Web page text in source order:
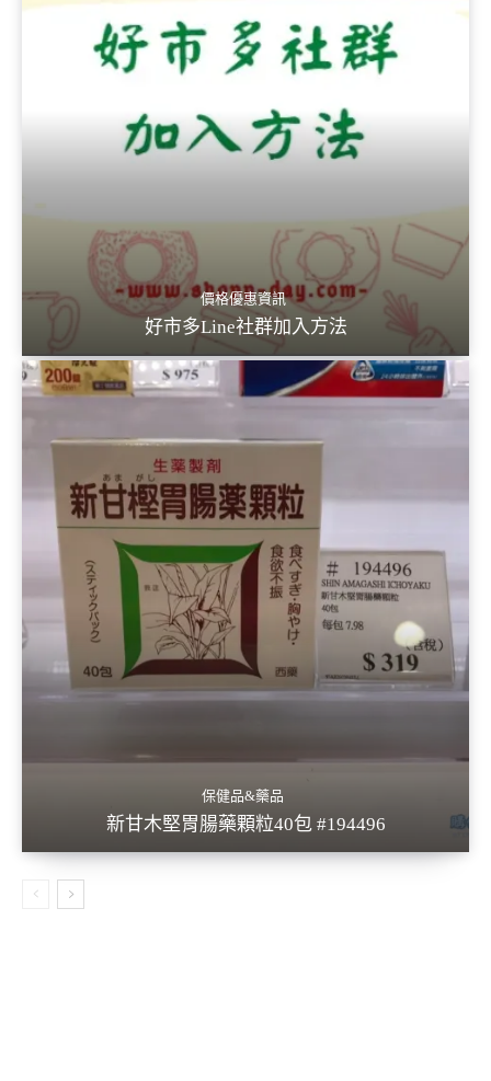
價格優惠資訊
好市多Line社群加入方法
保健品&藥品
新甘木堅胃腸藥顆粒40包 #194496